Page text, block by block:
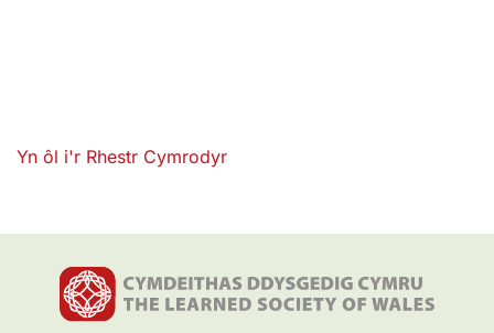
Yn ôl i'r Rhestr Cymrodyr